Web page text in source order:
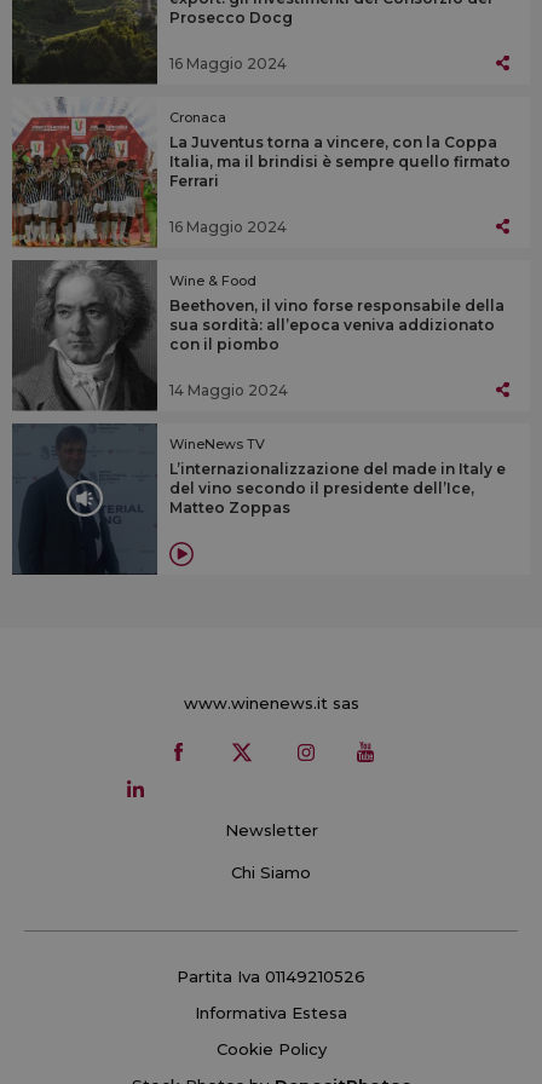
Prosecco Docg
16 Maggio 2024
Cronaca
La Juventus torna a vincere, con la Coppa
Italia, ma il brindisi è sempre quello firmato
Ferrari
16 Maggio 2024
Wine & Food
Beethoven, il vino forse responsabile della
sua sordità: all’epoca veniva addizionato
con il piombo
14 Maggio 2024
WineNews TV
L’internazionalizzazione del made in Italy e
del vino secondo il presidente dell’Ice,
Matteo Zoppas
www.winenews.it sas
Newsletter
Chi Siamo
Partita Iva 01149210526
Informativa Estesa
Cookie Policy